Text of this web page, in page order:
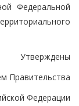
Федеральной
Утверждены
Правительства
Федерации